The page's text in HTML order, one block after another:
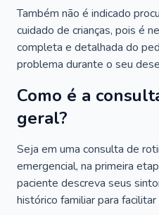
Também não é indicado
cuidado de crianças, pois é
completa e detalhada do
problema durante o seu
Como é a
geral?
Seja em uma consulta de
emergencial, na primeira
paciente descreva seus
histórico familiar para